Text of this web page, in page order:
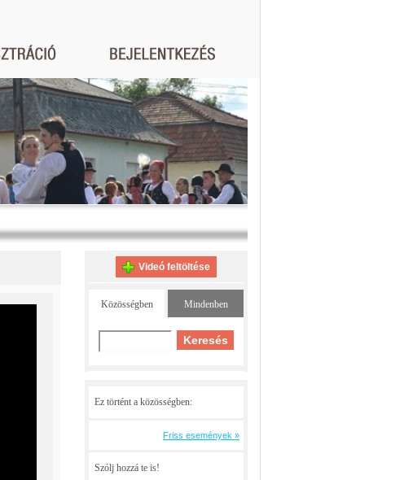
Videó feltöltése
Közösségben Mindenben
Ez történt a közösségben:
Friss események »
Szólj hozzá te is!